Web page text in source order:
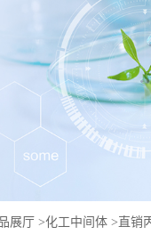
展厅 >化工中间体 > 直销